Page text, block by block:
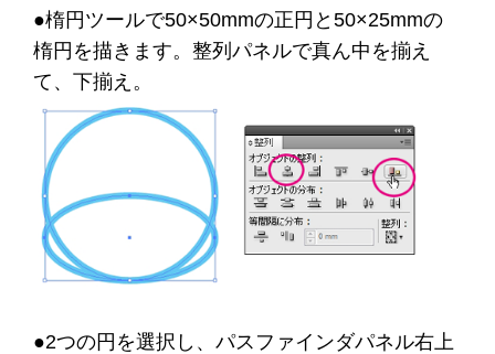
●楕円ツールで50×50mmの正円と50×25mmの
楕円を描きます。整列パネルで真ん中を揃え
て、下揃え。
●2つの円を選択し、パスファインダパネル右上